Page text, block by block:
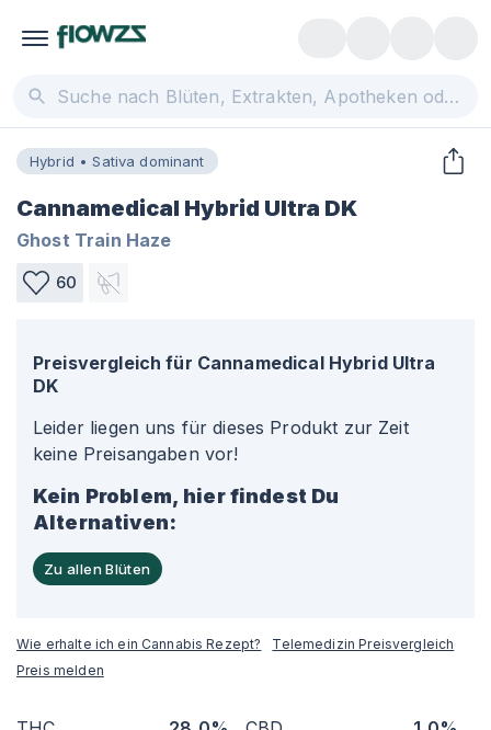
Hybrid • Sativa dominant
Cannamedical Hybrid Ultra DK
Ghost Train Haze
60
Preisvergleich für Cannamedical Hybrid Ultra
DK
Leider liegen uns für dieses Produkt zur Zeit
keine Preisangaben vor!
Kein Problem, hier findest Du
Alternativen:
Zu allen Blüten
Wie erhalte ich ein Cannabis Rezept?
Telemedizin Preisvergleich
Preis melden